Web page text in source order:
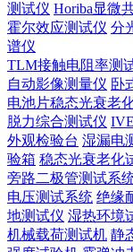
测试仪 Horiba显微
霍尔效应测试仪 分
谱仪
TLM接触电阻率测
自动影像测量仪 卧
电池片稳态光衰老
脱力综合测试仪
外观检验台 湿漏电
验箱 稳态光衰老化
旁路二极管测试系
电压测试系统 绝缘
地测试仪 湿热环境
机械载荷测试机 静